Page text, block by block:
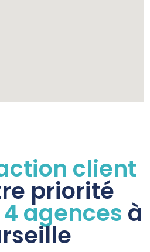
client
priorité
4 agences à